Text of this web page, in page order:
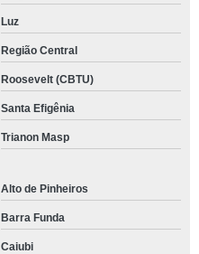
Luz
Região Central
Roosevelt (CBTU)
Santa Efigênia
Trianon Masp
Alto de Pinheiros
Barra Funda
Caiubi